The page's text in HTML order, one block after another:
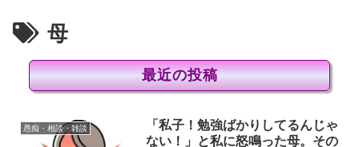
母
最近の投稿
愚痴・相談・雑談
「私子！勉強ばかりしてるんじゃ
ない！」と私に怒鳴った母。その